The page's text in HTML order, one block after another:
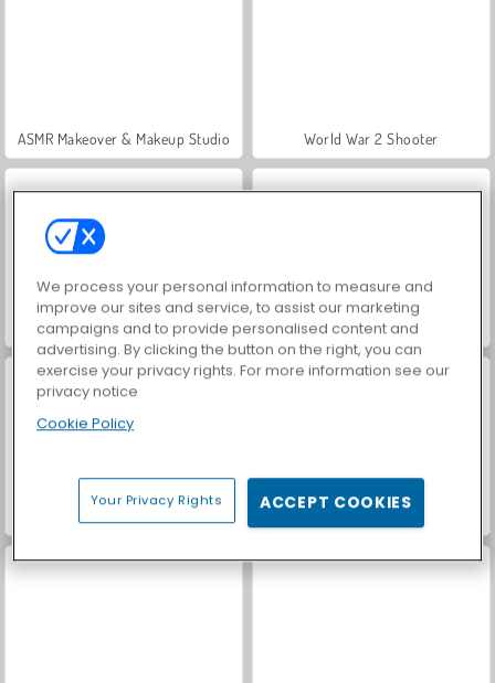
ASMR Makeover & Makeup Studio World War 2 Shooter
Farm Merge Valley Car Parking City Duel
We process your personal information to measure and
improve our sites and service, to assist our marketing
campaigns and to provide personalised content and
advertising. By clicking the button on the right, you can
exercise your privacy rights. For more information see our
privacy notice
Cookie Policy
Your Privacy Rights ACCEPT COOKIES